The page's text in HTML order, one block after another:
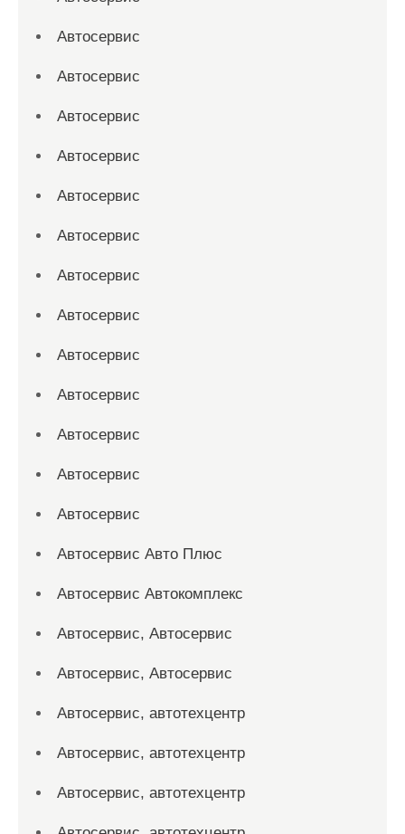
Автосервис
Автосервис
Автосервис
Автосервис
Автосервис
Автосервис
Автосервис
Автосервис
Автосервис
Автосервис
Автосервис
Автосервис
Автосервис
Автосервис Авто Плюс
Автосервис Автокомплекс
Автосервис, Автосервис
Автосервис, Автосервис
Автосервис, автотехцентр
Автосервис, автотехцентр
Автосервис, автотехцентр